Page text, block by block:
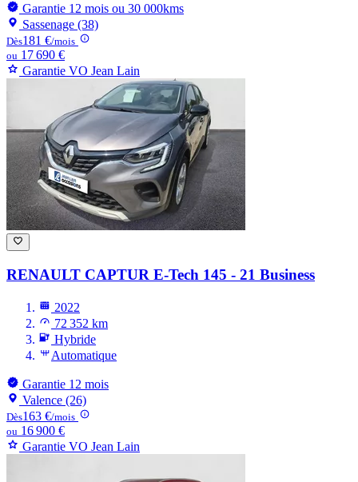
Garantie 12 mois ou 30 000kms
Sassenage (38)
Dès181 €/mois
ou 17 690 €
Garantie VO Jean Lain
RENAULT CAPTUR E-Tech 145 - 21 Business
2022
72 352 km
Hybride
Automatique
Garantie 12 mois
Valence (26)
Dès163 €/mois
ou 16 900 €
Garantie VO Jean Lain